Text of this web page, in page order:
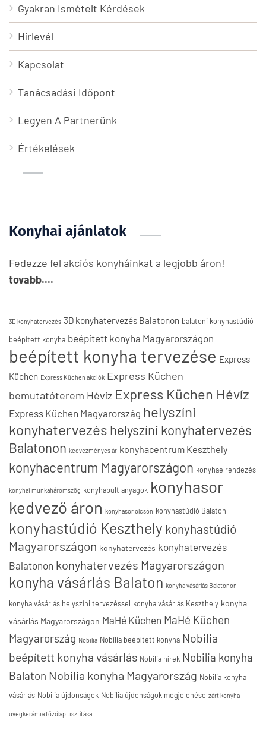
Gyakran Ismételt Kérdések
Hírlevél
Kapcsolat
Tanácsadási Időpont
Legyen A Partnerünk
Értékelések
Konyhai ajánlatok
Fedezze fel akciós konyháinkat a legjobb áron!
tovabb....
3D konyhatervezés 3D konyhatervezés Balatonon balatoni konyhastúdió
beépített konyha beépített konyha Magyarországon
beépített konyha tervezése Express
Küchen Express Küchen akciók Express Küchen
bemutatóterem Hévíz Express Küchen Hévíz
Express Küchen Magyarország helyszíni
konyhatervezés helyszíni konyhatervezés
Balatonon kedvezményes ár konyhacentrum Keszthely
konyhacentrum Magyarországon konyhaelrendezés
konyhai munkaháromszög konyhapult anyagok konyhasor
kedvező áron konyhasor olcsón konyhastúdió Balaton
konyhastúdió Keszthely konyhastúdió
Magyarországon konyhatervezés konyhatervezés
Balatonon konyhatervezés Magyarországon
konyha vásárlás Balaton konyha vásárlás Balatonon
konyha vásárlás helyszíni tervezéssel konyha vásárlás Keszthely konyha
vásárlás Magyarországon MaHé Küchen MaHé Küchen
Magyarország Nobilia Nobilia beépített konyha Nobilia
beépített konyha vásárlás Nobilia hírek Nobilia konyha
Balaton Nobilia konyha Magyarország Nobilia konyha
vásárlás Nobilia újdonságok Nobilia újdonságok megjelenése zárt konyha
üvegkerámia főzőlap tisztítása